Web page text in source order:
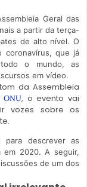
Geral das
a partir da terça-
de alto nível. O
coronavírus, que já
o mundo, as
em vídeo.
da Assembleia
ONU, o evento vai
vozes sobre os
para descrever as
em 2020. A seguir,
de um dos